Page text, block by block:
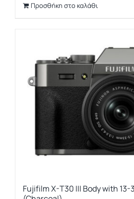
Προσθήκη στο καλάθι
Fujifilm X-T30 III Body with 13-